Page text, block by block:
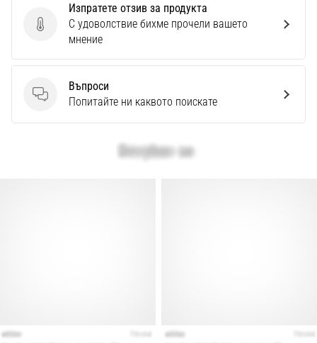
Изпратете отзив за продукта
Изпратете отзив за продукта
С удоволствие бихме прочели вашето
мнение
Въпроси
Въпроси
Попитайте ни каквото поискате